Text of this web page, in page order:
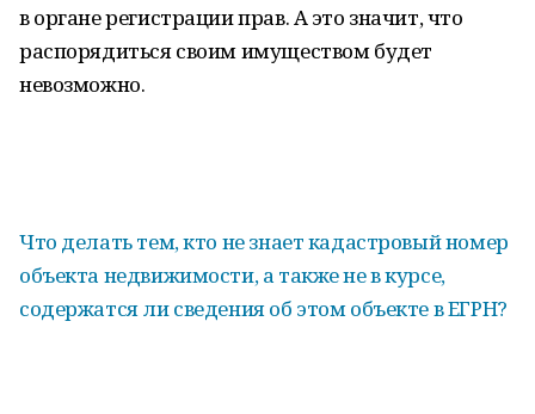
в органе регистрации прав. А это значит, что
распорядиться своим имуществом будет
невозможно.
Что делать тем, кто не знает кадастровый номер
объекта недвижимости, а также не в курсе,
содержатся ли сведения об этом объекте в ЕГРН?